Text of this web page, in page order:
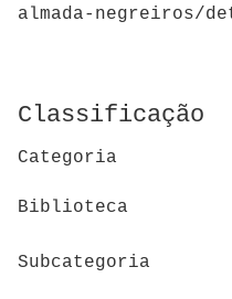
almada-negreiros/
Classificação
Categoria
Biblioteca
Subcategoria